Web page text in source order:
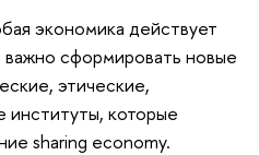
экономика действует
сформировать новые
этические,
которые
sharing economy.